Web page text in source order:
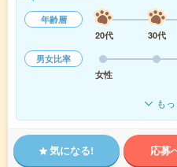
年齢層
20代
30代
男女比率
女性
も
気になる! 応募